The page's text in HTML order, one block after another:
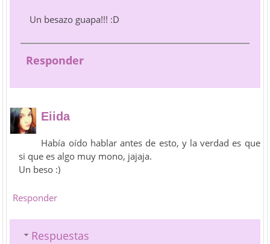
Un besazo guapa!!! :D
Responder
Eiida
Había oído hablar antes de esto, y la verdad es que
si que es algo muy mono, jajaja.
Un beso :)
Responder
Respuestas